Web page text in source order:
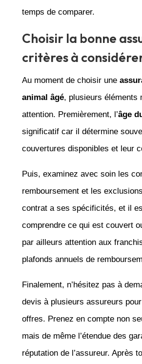
temps de comparer.
Choisir la bonne
critères à
Au moment de choisir une
animal âgé, plusieurs éléments
attention. Premièrement, l’âge
significatif car il détermine
couvertures disponibles et leur
Puis, examinez avec soin les
remboursement et les
contrat a ses spécificités, et il
comprendre ce qui est couvert
par ailleurs attention aux
plafonds annuels de
Finalement, n’hésitez pas à
devis à plusieurs assureurs
offres. Prenez en compte non
mais de même l’étendue des
réputation de l’assureur. Après